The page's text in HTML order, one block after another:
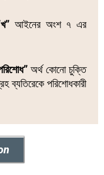
আইনের অংশ ৭ এর
অর্থ কোনো চুক্তি
ব্যতিরেকে পরিশোধকারী